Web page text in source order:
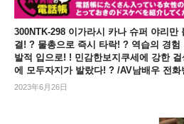
300NTK-298 이가라시 카나 슈퍼 야리만
결! ? 물총으로 즉시 타락! ? 역습의 경
발적 입으로! ! 민감한보지쿠세에 강한
에 모두자지가 발랐다! ? /AV남배우 전
2023年6月26日